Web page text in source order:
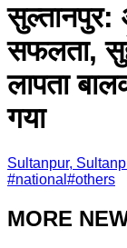
सफलता,
लापता
गया
Sultanpur,
#national #others
MORE